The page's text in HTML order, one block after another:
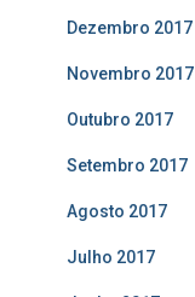
Dezembro 2017
Novembro 2017
Outubro 2017
Setembro 2017
Agosto 2017
Julho 2017